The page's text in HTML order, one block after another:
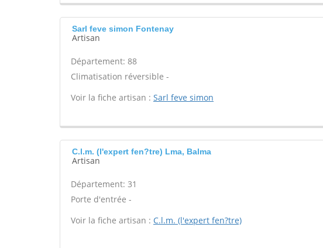
Sarl feve simon Fontenay
Artisan
Département: 88
Climatisation réversible -
Voir la fiche artisan : Sarl feve simon
C.l.m. (l'expert fen?tre) Lma, Balma
Artisan
Département: 31
Porte d'entrée -
Voir la fiche artisan : C.l.m. (l'expert fen?tre)